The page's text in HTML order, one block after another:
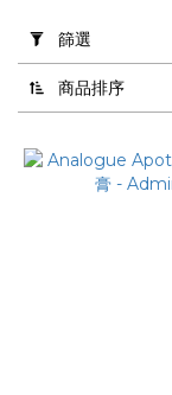
用
篩
選
(0/20)
品
篩選
商品排序